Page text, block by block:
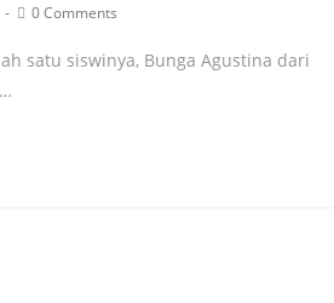
0 Comments
satu siswinya, Bunga Agustina dari